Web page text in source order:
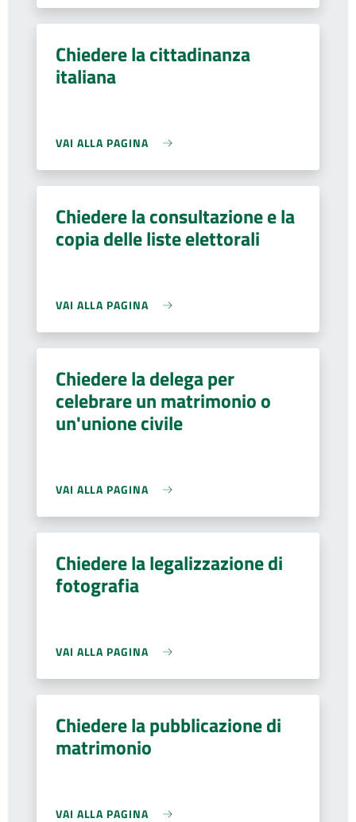
Chiedere la cittadinanza
italiana
VAI ALLA PAGINA
Chiedere la consultazione e la
copia delle liste elettorali
VAI ALLA PAGINA
Chiedere la delega per
celebrare un matrimonio o
un'unione civile
VAI ALLA PAGINA
Chiedere la legalizzazione di
fotografia
VAI ALLA PAGINA
Chiedere la pubblicazione di
matrimonio
VAI ALLA PAGINA